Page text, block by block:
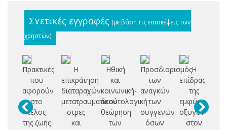
Σχετικές εγγραφές (με βάση τις επισκέψεις των
χρηστών)
Πρακτικές
που
αφορούν
στο
τέλος
της ζωής
Η
επικράτηση
διαταραχών
μετατραυματικού
στρες
και
Ηθική
και
κοινωνική-
δεοντολογική
θεώρηση
των
Προσδιορισμός
των
αναγκών
των
συγγενών
όσων
Η
επίδραση
της
εμφύσησης
οξυγόνου
στον